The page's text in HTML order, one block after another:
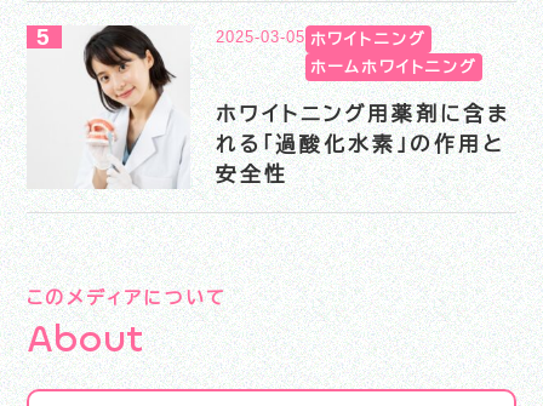
2025-03-05 ホワイトニング
ホームホワイトニング
ホワイトニング用薬剤に含ま
れる「過酸化水素」の作用と
安全性
このメディアについて
About